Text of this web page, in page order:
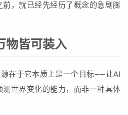
，就已经先经历了概念的急剧膨
物皆可装入
在于它本质上是一个目标——让AI
世界变化的能力，而非一种具体